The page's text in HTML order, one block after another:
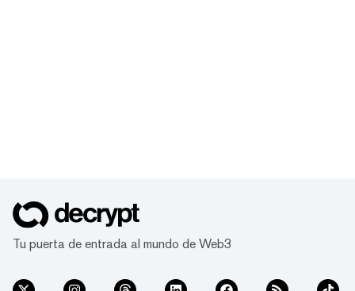
Tu puerta de entrada al mundo de Web3